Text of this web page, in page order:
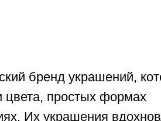
бренд украшений,
цвета, простых формах
Их украшения